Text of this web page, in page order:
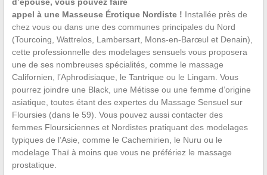
appel à une Masseuse Érotique Nordiste ! Installée près de
chez vous ou dans une des communes principales du Nord
(Tourcoing, Wattrelos, Lambersart, Mons-en-Barœul et Denain),
cette professionnelle des modelages sensuels vous proposera
une de ses nombreuses spécialités, comme le massage
Californien, l’Aphrodisiaque, le Tantrique ou le Lingam. Vous
pourrez joindre une Black, une Métisse ou une femme d’origine
asiatique, toutes étant des expertes du Massage Sensuel sur
Floursies (dans le 59). Vous pouvez aussi contacter des
femmes Floursiciennes et Nordistes pratiquant des modelages
typiques de l’Asie, comme le Cachemirien, le Nuru ou le
modelage Thaï à moins que vous ne préfériez le massage
prostatique.